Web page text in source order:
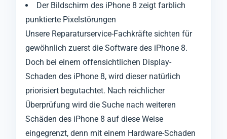
Der Bildschirm des iPhone 8 zeigt farblich
punktierte Pixelstörungen
Unsere Reparaturservice-Fachkräfte sichten für
gewöhnlich zuerst die Software des iPhone 8.
Doch bei einem offensichtlichen Display-
Schaden des iPhone 8, wird dieser natürlich
priorisiert begutachtet. Nach reichlicher
Überprüfung wird die Suche nach weiteren
Schäden des iPhone 8 auf diese Weise
eingegrenzt, denn mit einem Hardware-Schaden